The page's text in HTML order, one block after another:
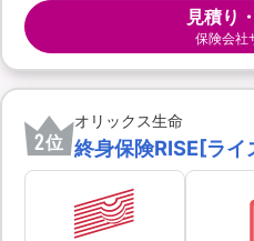
見積り
保険会社
2位
オリックス生命
終身保険RISE[ライ